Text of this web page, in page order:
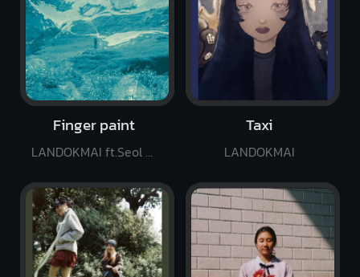
Finger paint
LANDOKMAI ft.Seol Hoseung of SURL
Taxi
LANDOKMAI